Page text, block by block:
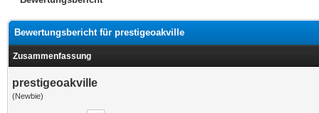
Bewertungsbericht für prestigeoakville
Zusammenfassung
prestigeoakville
(Newbie)